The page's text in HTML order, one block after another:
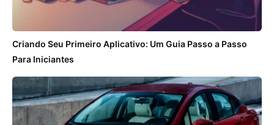
Criando Seu Primeiro Aplicativo: Um Guia Passo a Passo
Para Iniciantes